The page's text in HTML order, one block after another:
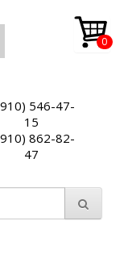
0
546-47-
15
862-82-
47